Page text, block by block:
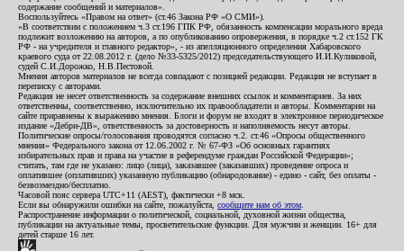
содержание сообщений и материалов».
Воспользуйтесь «Правом на ответ» (ст.46 Закона РФ «О СМИ»).
«В соответствии с положением ч.3 ст.196 ГПК РФ, обязанность компенсации морального вреда
подлежит возложению на авторов, а по опубликованию опровержения, в порядке ч.2 ст.152 ГК
РФ - на учредителя и главного редактор», - из апелляционного определения Хабаровского
краевого суда от 22.08.2012 г. (дело №33-5325/2012) председательствующего И.И.Куликовой,
судей С.И.Дорожко, Н.В.Пестовой.
Мнения авторов материалов не всегда совпадают с позицией редакции. Редакция не вступает в
переписку с авторами.
Редакция не несет ответственность за содержание внешних ссылок и комментариев. За них
ответственны, соответственно, исключительно их правообладатели и авторы. Комментарии на
сайте приравнены к выражению мнения. Блоги и форум не входят в электронное периодическое
издание «Дебри-ДВ», ответственность за достоверность и наполняемость несут авторы.
Политические опросы/голосования проводятся согласно ч.2. ст.46 «Опросы общественного
мнения» Федерального закона от 12.06.2002 г. № 67-ФЗ «Об основных гарантиях
избирательных прав и права на участие в референдуме граждан Российской Федерации»;
считать, там где не указано: лицо (лица), заказавшее (заказавших) проведение опроса и
оплатившее (оплативших) указанную публикацию (обнародование) - едино - сайт, без оплаты -
безвозмездно/бесплатно.
Часовой пояс сервера UTC+11 (AEST), фактически +8 мск.
Если вы обнаружили ошибки на сайте, пожалуйста, сообщите нам об этом
Распространение информации о политической, социальной, духовной жизни общества,
публикации на актуальные темы, просветительские функции. Для мужчин и женщин. 16+ для
детей старше 16 лет.